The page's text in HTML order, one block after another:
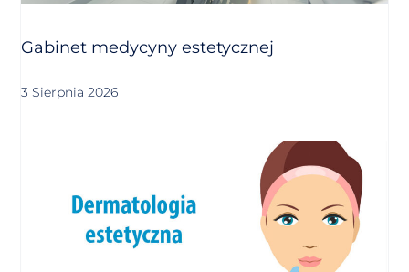
Gabinet medycyny estetycznej
3 Sierpnia 2026